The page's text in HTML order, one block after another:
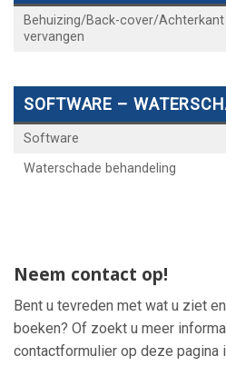
Behuizing/Back-cover/Achterkant
vervangen
SOFTWARE –
Software
Waterschade behandeling
Neem contact op!
Bent u tevreden met wat u ziet
boeken? Of zoekt u meer
contactformulier op deze pagina